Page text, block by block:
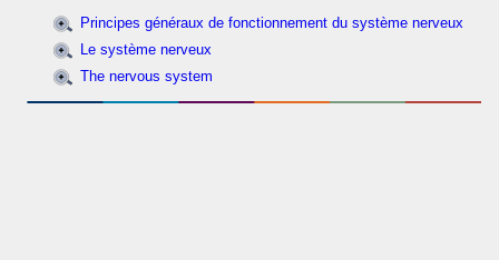
Principes généraux de fonctionnement du système nerveux
Le système nerveux
The nervous system